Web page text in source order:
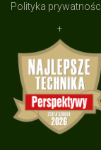
Polityka
+